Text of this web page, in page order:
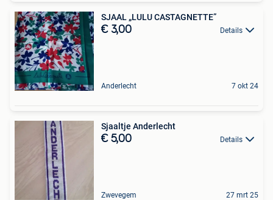
SJAAL „LULU CASTAGNETTE”
€ 3,00 Details
Anderlecht 7 okt 24
Sjaaltje Anderlecht
€ 5,00 Details
Zwevegem 27 mrt 25